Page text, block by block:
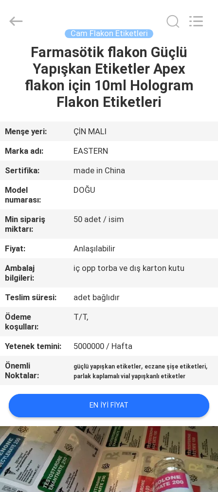
ÜRÜN:%
HAKKIMIZDA
TURU
KONTROL
BIZIMLE
ILETIŞIME
GEÇIN
HABERLER
VAKALAR
HARITASI
PRIVACY
POLICY
Cam Flakon Etiketleri
Farmasötik flakon Güçlü
Yapışkan Etiketler Apex
flakon için 10ml Hologram
Flakon Etiketleri
Menşe yeri:
ÇİN MALI
Marka adı:
EASTERN
Sertifika:
made in China
Model
numarası:
DOĞU
Min sipariş
miktarı:
50 adet / isim
Fiyat:
Anlaşılabilir
Ambalaj
bilgileri:
iç opp torba ve dış karton kutu
Teslim süresi:
adet bağlıdır
Ödeme
koşulları:
T/T,
Yetenek temini:
5000000 / Hafta
Önemli
Noktalar:
güçlü yapışkan etiketler, eczane şişe etiketleri,
parlak kaplamalı vial yapışkanlı etiketler
EN IYI FIYAT